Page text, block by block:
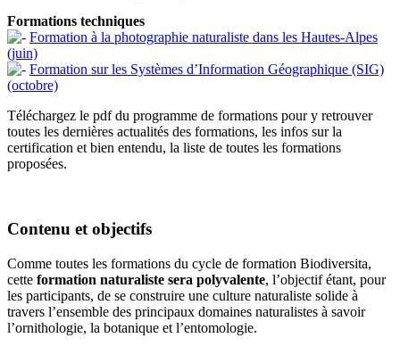
Formations techniques
Formation à la photographie naturaliste dans les Hautes-Alpes
(juin)
Formation sur les Systèmes d’Information Géographique (SIG)
(octobre)
Téléchargez le pdf du programme de formations pour y retrouver
toutes les dernières actualités des formations, les infos sur la
certification et bien entendu, la liste de toutes les formations
proposées.
Contenu et objectifs
Comme toutes les formations du cycle de formation Biodiversita,
cette formation naturaliste sera polyvalente, l’objectif étant, pour
les participants, de se construire une culture naturaliste solide à
travers l’ensemble des principaux domaines naturalistes à savoir
l’ornithologie, la botanique et l’entomologie.